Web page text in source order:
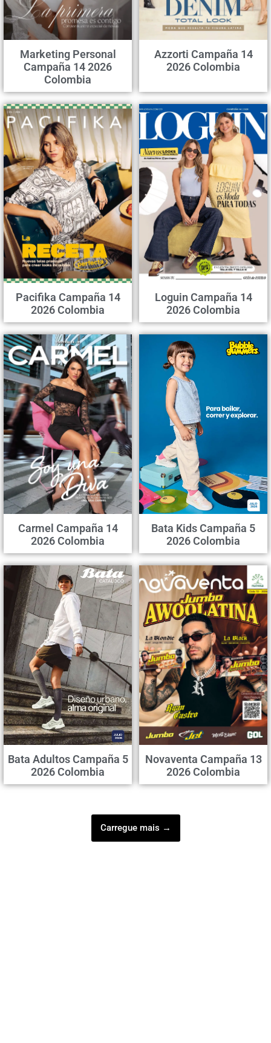
Marketing Personal
Campaña 14 2026
Colombia
Azzorti Campaña 14
2026 Colombia
Pacifika Campaña 14
2026 Colombia
Loguin Campaña 14
2026 Colombia
Carmel Campaña 14
2026 Colombia
Bata Kids Campaña 5
2026 Colombia
Bata Adultos Campaña 5
2026 Colombia
Novaventa Campaña 13
2026 Colombia
Carregue mais →